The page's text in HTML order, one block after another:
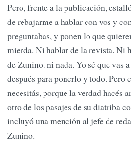
Pero, frente a la publicación,
de rebajarme a hablar con vos y
preguntabas, y ponen lo que
mierda. Ni hablar de la revista. Ni
de Zunino, ni nada. Yo sé que vas
después para ponerlo y todo. Pero
necesitás, porque la verdad hacés
otro de los pasajes de su diatriba
incluyó una mención al jefe de
Zunino.